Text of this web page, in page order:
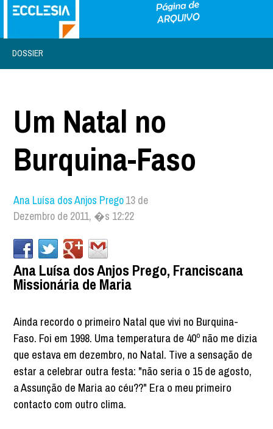
DOSSIER
Um Natal no
Burquina-Faso
Ana Luísa dos Anjos Prego13 de
Dezembro de 2011, �s 12:22
Ana Luísa dos Anjos Prego, Franciscana
Missionária de Maria
Ainda recordo o primeiro Natal que vivi no Burquina-
Faso. Foi em 1998. Uma temperatura de 40º não me dizia
que estava em dezembro, no Natal. Tive a sensação de
estar a celebrar outra festa: "não seria o 15 de agosto,
a Assunção de Maria ao céu??" Era o meu primeiro
contacto com outro clima.